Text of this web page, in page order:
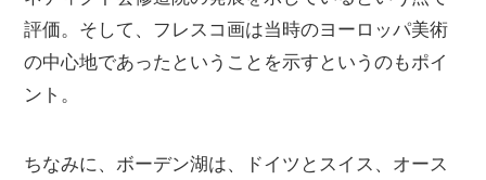
評価。そして、フレスコ画は当時のヨーロッパ美術
の中心地であったということを示すというのもポイ
ント。
ちなみに、ボーデン湖は、ドイツとスイス、オース